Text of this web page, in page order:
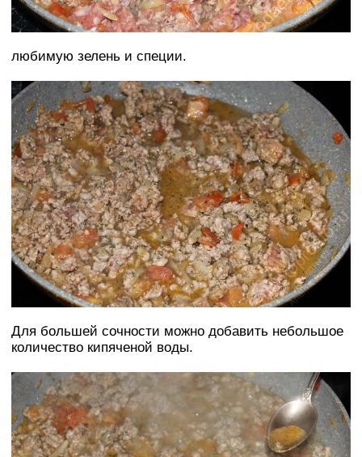
любимую зелень и специи.
Для большей сочности можно добавить небольшое
количество кипяченой воды.